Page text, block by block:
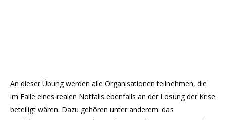
An dieser Übung werden alle Organisationen teilnehmen, die
im Falle eines realen Notfalls ebenfalls an der Lösung der Krise
beteiligt wären. Dazu gehören unter anderem: das